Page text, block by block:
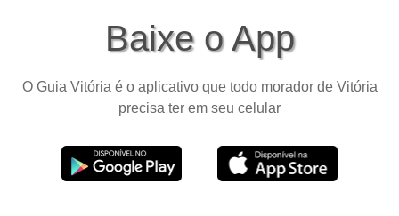
Baixe o App
O Guia Vitória é o aplicativo que todo morador de Vitória
precisa ter em seu celular